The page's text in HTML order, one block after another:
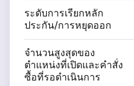
ระดับการเรียกหลัก
ประกัน/การหยุดออก
จำนวนสูงสุดของ
ตำแหน่งที่เปิดและคำสั่ง
ซื้อที่รอดำเนินการ